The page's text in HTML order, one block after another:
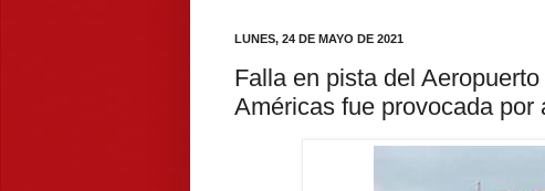
LUNES, 24 DE MAYO DE 2021
Falla en pista del
Américas fue provocada por